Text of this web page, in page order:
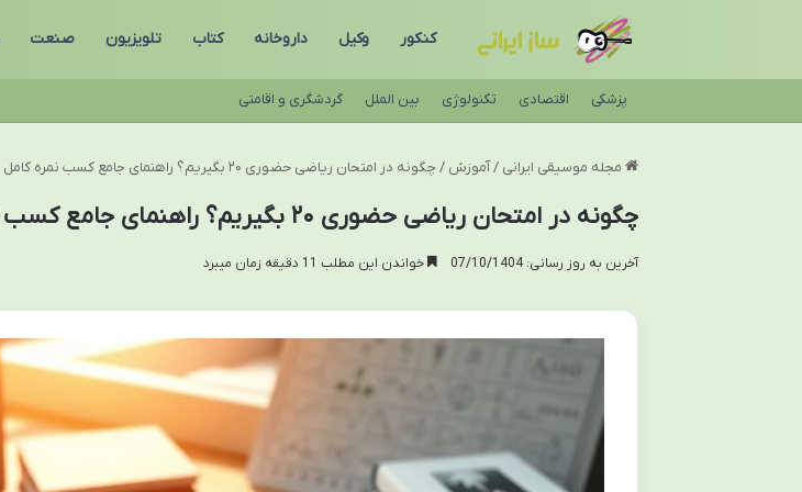
کنکور وکیل داروخانه کتاب تلویزیون صنعت
پزشکی اقتصادی تکنولوژی بین الملل گردشگری و اقامتی
مجله موسیقی ایرانی / آموزش / چگونه در امتحان ریاضی حضوری ۲۰ بگیریم؟ راهنمای جامع کسب نمره کامل
چگونه در امتحان ریاضی حضوری ۲۰ بگیریم؟ راهنمای جامع کسب نمره کامل
آخرین به روز رسانی: 07/10/1404 خواندن این مطلب 11 دقیقه زمان میبرد